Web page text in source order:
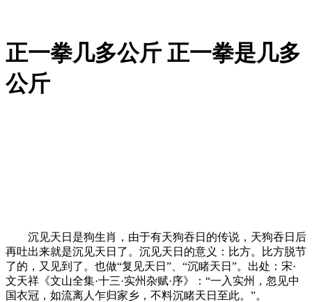
正一拳几多公斤 正一拳是几多
公斤
沉见天日是狗生肖，由于有天狗吞日的传说，天狗吞日后
再吐出来就是沉见天日了。沉见天日的意义：比方。比方脱节
了的，又见到了。也做“复见天日”、“沉睹天日”。出处：宋·
文天祥《文山全集·十三·实州杂赋·序》：“一入实州，忽见中
国衣冠，如流离人乍归家乡，不料沉睹天日至此。”。